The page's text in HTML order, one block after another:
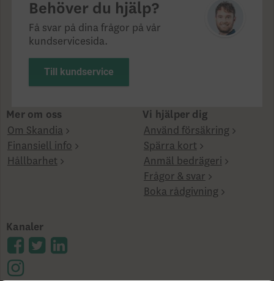
Behöver du hjälp?
Få svar på dina frågor på vår
kundservicesida.
Till kundservice
Mer om oss
Om Skandia
Finansiell info
Hållbarhet
Vi hjälper dig
Använd försäkring
Spärra kort
Anmäl bedrägeri
Frågor & svar
Boka rådgivning
Kanaler